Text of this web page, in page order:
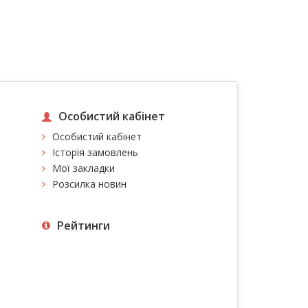
Особистий кабінет
Особистий кабінет
Історія замовлень
Мої закладки
Розсилка новин
Рейтинги